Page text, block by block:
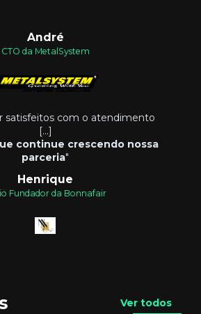
André
CTO da MetalSystem
satisfeitos com o atendimento
[...]
continue crescendo nossa
parceria"
Henrique
Fundador da Bonnafair
Ver todos